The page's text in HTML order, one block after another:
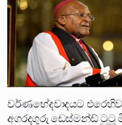
වර්ණභේදවාදයට
අගරදගුරු ඩෙස්මන්ඩ් ටුටූ